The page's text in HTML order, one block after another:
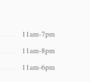
11am-7pm
11am-8pm
11am-6pm